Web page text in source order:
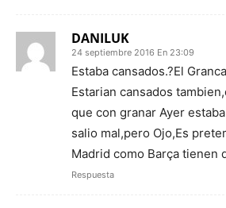
DANILUK
24 septiembre 2016 En 23:09
Estaba cansados.?El
Estarian cansados
que con granar Ayer
salio mal,pero Ojo,Es
Madrid como Barça tienen
Respuesta